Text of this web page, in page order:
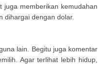
juga memberikan kemudahan
dihargai dengan dolar.
lain. Begitu juga komentar
Agar terlihat lebih hidup,